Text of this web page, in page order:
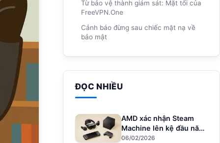
Từ bảo vệ thành giám sát: Mặt tối của
FreeVPN.One
Cảnh báo đừng sau chiếc mặt nạ về
bảo mật
ĐỌC NHIỀU
AMD xác nhận Steam
Machine lên kệ đầu năm
nay – Đối thủ mới của
06/02/2026